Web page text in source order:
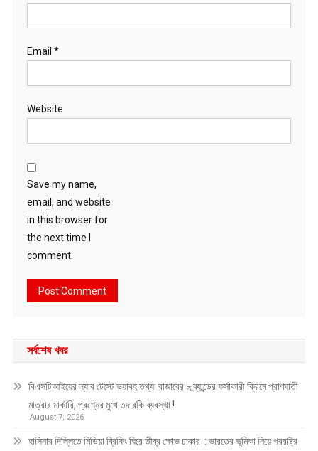
Email *
Website
Save my name,
email, and website
in this browser for
the next time I
comment.
সর্বশেষ খবর
বিএসটিআইয়ের ল্যাব টেস্টে ভয়াবহ তথ্য: বাজারের ৮ ব্র্যান্ডের ফর্সাকারী ক্রিমে প্রাণঘাতী
মাত্রার মার্কারি, প্রশ্নের মুখে তদারকি ব্যবস্থা !
August 7, 2026
হাসিনার দিল্লিতে মিডিয়া ব্রিফিং ঘিরে তীব্র ক্ষোভ ঢাকার : ভারতের ভূমিকা নিয়ে পররাষ্ট্র